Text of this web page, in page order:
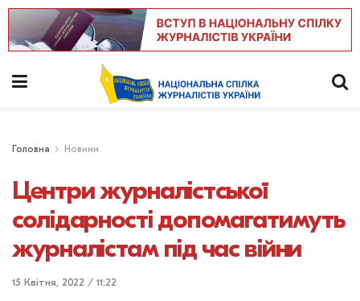
Головна Новини
Центри журналістської
солідарності допомагатимуть
журналістам під час війни
15 Квітня, 2022 / 11:22